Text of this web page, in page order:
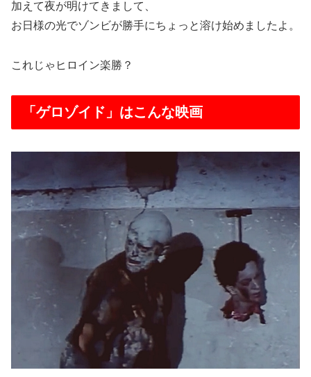
加えて夜が明けてきまして、
お日様の光でゾンビが勝手にちょっと溶け始めましたよ。
これじゃヒロイン楽勝？
「ゲロゾイド」はこんな映画